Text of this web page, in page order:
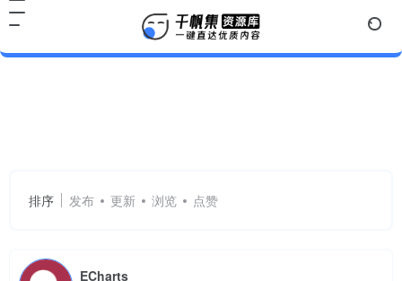
排序 发布 更新 浏览 点赞
ECharts